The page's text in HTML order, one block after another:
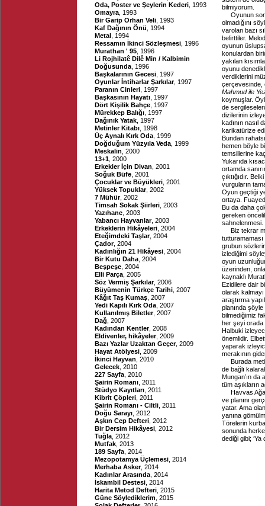
Oda, Poster ve Şeylerin Kederi , 1993
Omayra , 1993
Bir Garip Orhan Veli , 1993
Kaf Dağının Önü , 1994
Metal , 1994
Ressamın İkinci Sözleşmesi , 1996
Murathan ' 95 , 1996
Li Rojhilatê Dilê Min / Kalbimin
Doğusunda , 1996
Başkalarının Gecesi , 1997
Oyunlar İntiharlar Şarkılar, 1997
Paranın Cinleri , 1997
Başkasının Hayatı , 1997
Dört Kişilik Bahçe , 1997
Mürekkep Balığı , 1997
Dağınık Yatak , 1997
Metinler Kitabı , 1998
Üç Aynalı Kırk Oda , 1999
Doğduğum Yüzyıla Veda , 1999
Meskalin , 2000
13+1 , 2000
Erkekler İçin Divan , 2001
Soğuk Büfe , 2001
Çocuklar ve Büyükleri , 2001
Yüksek Topuklar, 2002
7 Mühür, 2002
Timsah Sokak Şiirleri , 2003
Yazıhane , 2003
Yabancı Hayvanlar, 2003
Erkeklerin Hikâyeleri , 2004
Eteğimdeki Taşlar, 2004
Çador, 2004
Kadınlığın 21 Hikâyesi , 2004
Bir Kutu Daha , 2004
Beşpeşe , 2004
Elli Parça , 2005
Söz Vermiş Şarkılar, 2006
Büyümenin Türkçe Tarihi , 2007
Kâğıt Taş Kumaş , 2007
Yedi Kapılı Kırk Oda , 2007
Kullanılmış Biletler, 2007
Dağ , 2007
Kadından Kentler, 2008
Eldivenler, hikâyeler, 2009
Bazı Yazlar Uzaktan Geçer, 2009
Hayat Atölyesi , 2009
İkinci Hayvan , 2010
Gelecek , 2010
227 Sayfa , 2010
Şairin Romanı , 2011
Stüdyo Kayıtları , 2011
Kibrit Çöpleri , 2011
Şairin Romanı - Ciltli , 2011
Doğu Sarayı , 2012
Aşkın Cep Defteri , 2012
Bir Dersim Hikâyesi , 2012
Tuğla , 2012
Mutfak , 2013
189 Sayfa , 2014
Mezopotamya Üçlemesi , 2014
Merhaba Asker, 2014
Kadınlar Arasında , 2014
İskambil Destesi , 2014
Harita Metod Defteri , 2015
Güne Söylediklerim , 2015
bilmiyorum.
Oyunun
olmadığını
varolan bazı
belirttiler.
oyunun
konulardan
yakılan
oyunu
verdiklerini
çerçevesinde,
Mahmud ile
koymuşlar.
de
dizilerinin
kadının nasıl
karikatürize
Bundan
hemen böyle
temsillerine
Yukarıda
ortamda
çıktığıdır.
vurguların
Oyun geçtiği
ortaya.
Bu da daha
gereken
sahnelenmesi.
Biz tekrar
grubun
izlediğimi
oyun
üzerinden,
kaynaklı
Ezidilere dair
olarak kalmayı
araştırma
planında
bilmediğimiz
her şeyi orada
Halbuki
önemlidir.
yaparak
merakının
Burada
de bağlı
Mungan’ın da
tüm aşıkların
Havvas
ve planını
yatar. Ama
yanına
Törelerin
sonunda
dediği gibi; ‘Ya